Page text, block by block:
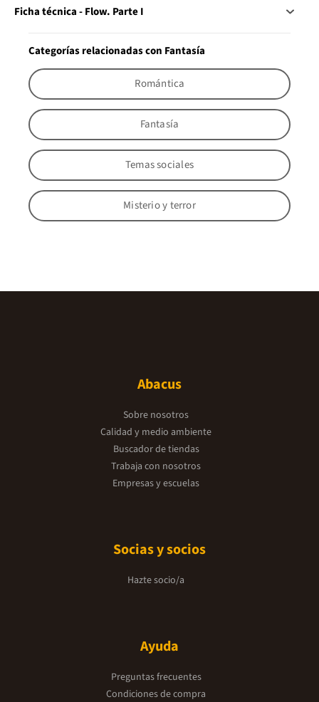
Ficha técnica - Flow. Parte I
Categorías relacionadas con Fantasía
Romántica
Fantasía
Temas sociales
Misterio y terror
Abacus
Sobre nosotros
Calidad y medio ambiente
Buscador de tiendas
Trabaja con nosotros
Empresas y escuelas
Socias y socios
Hazte socio/a
Ayuda
Preguntas frecuentes
Condiciones de compra